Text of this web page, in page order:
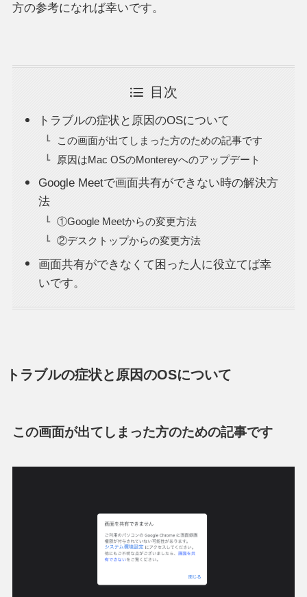
方の参考になれば幸いです。
目次
トラブルの症状と原因のOSについて
この画面が出てしまった方のための記事です
原因はMac OSのMontereyへのアップデート
Google Meetで画面共有ができない時の解決方
法
①Google Meetからの変更方法
②デスクトップからの変更方法
画面共有ができなくて困った人に役立てば幸
いです。
トラブルの症状と原因のOSについて
この画面が出てしまった方のための記事です